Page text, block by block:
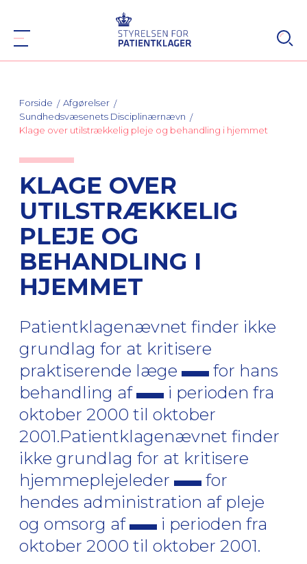
Forside
Afgørelser
Sundhedsvæsenets Disciplinærnævn
Klage over utilstrækkelig pleje og behandling i hjemmet
KLAGE OVER
UTILSTRÆKKELIG
PLEJE OG
BEHANDLING I
HJEMMET
Patientklagenævnet finder ikke
grundlag for at kritisere
praktiserende læge
for hans
behandling af
i perioden fra
oktober 2000 til oktober
2001.Patientklagenævnet finder
ikke grundlag for at kritisere
hjemmeplejeleder
for
hendes administration af pleje
og omsorg af
i perioden fra
oktober 2000 til oktober 2001.